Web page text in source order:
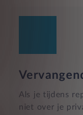
Als je tijdens
niet over je